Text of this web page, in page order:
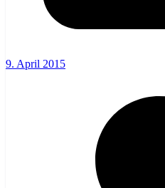
9. April 2015